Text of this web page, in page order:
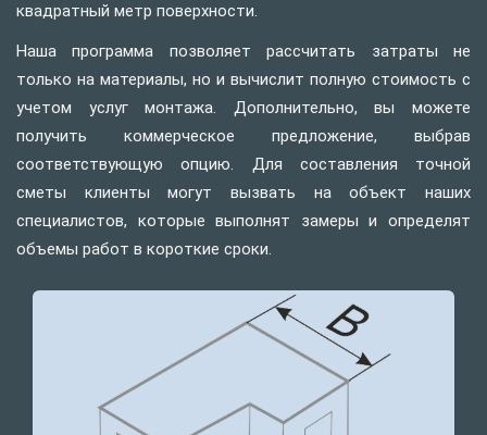
квадратный метр поверхности.
Наша программа позволяет рассчитать затраты не
только на материалы, но и вычислит полную стоимость с
учетом услуг монтажа. Дополнительно, вы можете
получить коммерческое предложение, выбрав
соответствующую опцию. Для составления точной
сметы клиенты могут вызвать на объект наших
специалистов, которые выполнят замеры и определят
объемы работ в короткие сроки.